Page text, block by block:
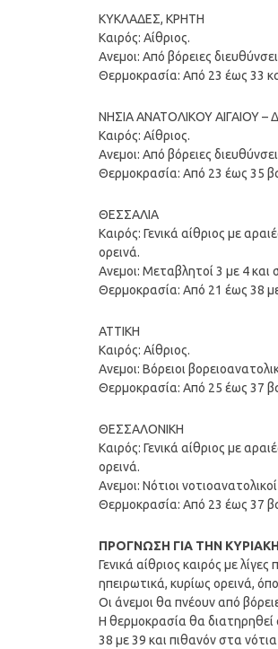
ΚΥΚΛΑΔΕΣ, ΚΡΗΤΗ
Καιρός: Αίθριος.
Ανεμοι: Από βόρειες
Θερμοκρασία: Από 23 έως 33
ΝΗΣΙΑ ΑΝΑΤΟΛΙΚΟΥ ΑΙΓΑΙΟΥ
Καιρός: Αίθριος.
Ανεμοι: Από βόρειες
Θερμοκρασία: Από 23 έως 35
ΘΕΣΣΑΛΙΑ
Καιρός: Γενικά αίθριος με
ορεινά.
Ανεμοι: Μεταβλητοί 3 με 4 και
Θερμοκρασία: Από 21 έως 38
ΑΤΤΙΚΗ
Καιρός: Αίθριος.
Ανεμοι: Βόρειοι
Θερμοκρασία: Από 25 έως 37
ΘΕΣΣΑΛΟΝΙΚΗ
Καιρός: Γενικά αίθριος με
ορεινά.
Ανεμοι: Νότιοι
Θερμοκρασία: Από 23 έως 37
ΠΡΟΓΝΩΣΗ ΓΙΑ ΤΗΝ
Γενικά αίθριος καιρός με
ηπειρωτικά, κυρίως ορεινά,
Οι άνεμοι θα πνέουν από
Η θερμοκρασία θα διατηρηθεί
38 με 39 και πιθανόν στα